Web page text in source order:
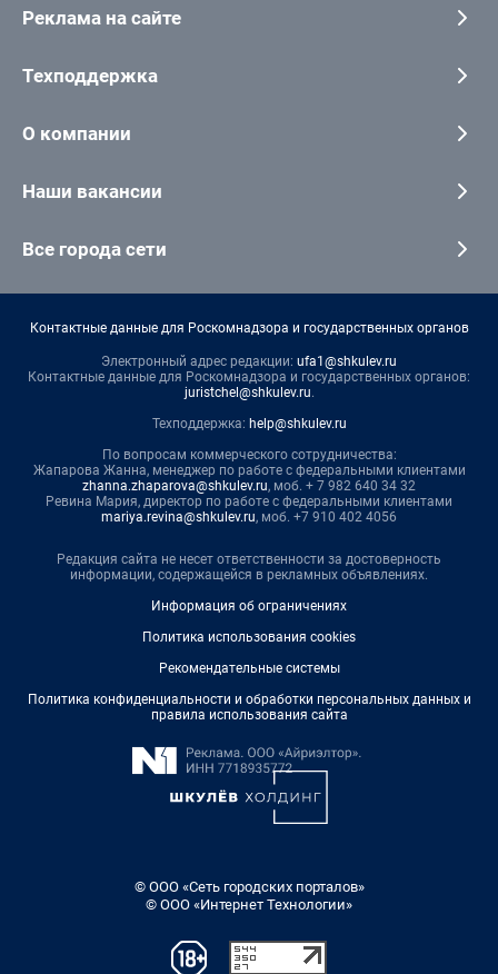
Реклама на сайте
Техподдержка
О компании
Наши вакансии
Все города сети
Контактные данные для Роскомнадзора и государственных органов
Электронный адрес редакции: ufa1@shkulev.ru
Контактные данные для Роскомнадзора и государственных органов:
juristchel@shkulev.ru.
Техподдержка: help@shkulev.ru
По вопросам коммерческого сотрудничества:
Жапарова Жанна, менеджер по работе с федеральными клиентами
zhanna.zhaparova@shkulev.ru, моб. + 7 982 640 34 32
Ревина Мария, директор по работе с федеральными клиентами
mariya.revina@shkulev.ru, моб. +7 910 402 4056
Редакция сайта не несет ответственности за достоверность
информации, содержащейся в рекламных объявлениях.
Информация об ограничениях
Политика использования cookies
Рекомендательные системы
Политика конфиденциальности и обработки персональных данных и
правила использования сайта
© ООО «Сеть городских порталов»
© ООО «Интернет Технологии»